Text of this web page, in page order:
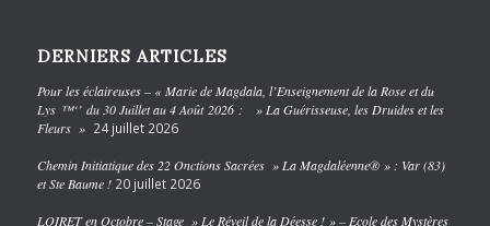
DERNIERS ARTICLES
Pour les éclaireuses – « Marie de Magdala, l’Enseignement de la Rose et du
Lys ™‘’ du 30 Juillet au 4 Août 2026 : » La Guérisseuse, les Druides et les
Fleurs » 24 juillet 2026
Chemin Initiatique des 22 Onctions Sacrées » La Magdaléenne® » : Var (83)
et Ste Baume ! 20 juillet 2026
LOIRET en Octobre – Stage » Le Réveil de la Déesse ! » – Ecole des Mystères